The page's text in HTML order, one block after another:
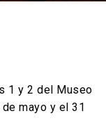
1 y 2 del Museo
mayo y el 31